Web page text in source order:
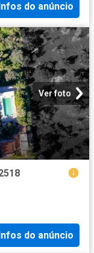
Infos do anúncio
Ver foto
do anúncio